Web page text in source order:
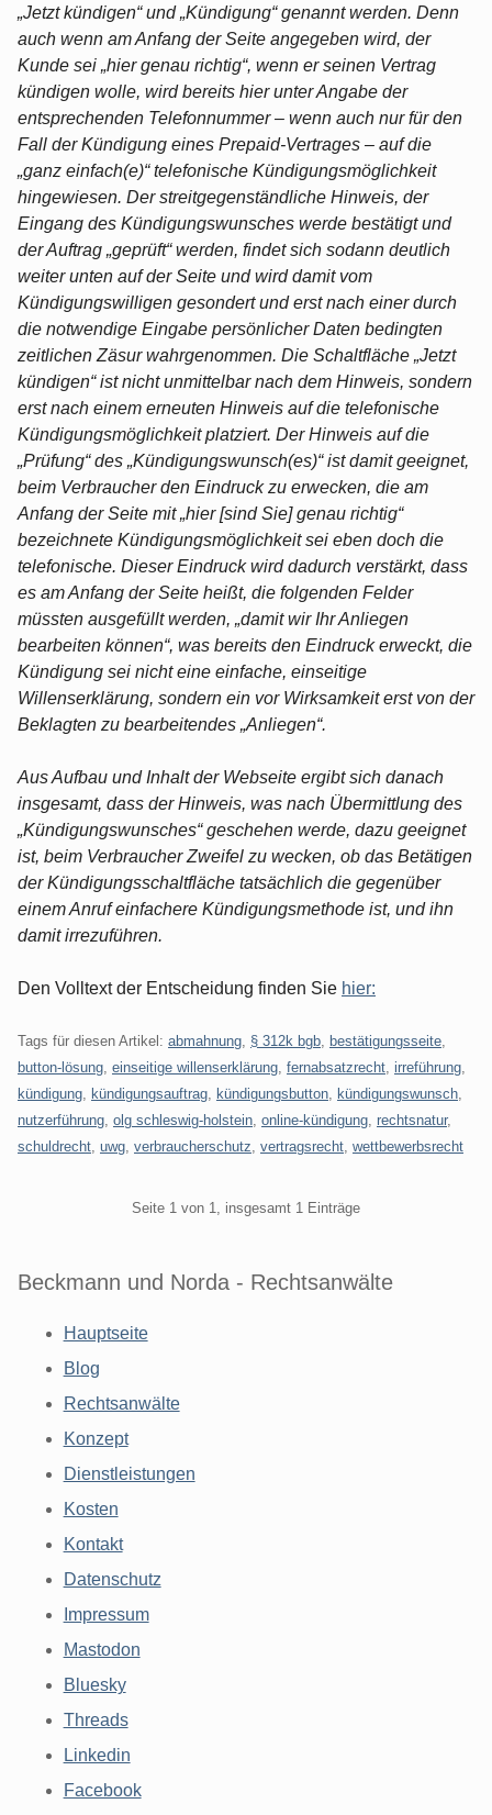
„Jetzt kündigen“ und „Kündigung“ genannt werden. Denn
auch wenn am Anfang der Seite angegeben wird, der
Kunde sei „hier genau richtig“, wenn er seinen Vertrag
kündigen wolle, wird bereits hier unter Angabe der
entsprechenden Telefonnummer – wenn auch nur für den
Fall der Kündigung eines Prepaid-Vertrages – auf die
„ganz einfach(e)“ telefonische Kündigungsmöglichkeit
hingewiesen. Der streitgegenständliche Hinweis, der
Eingang des Kündigungswunsches werde bestätigt und
der Auftrag „geprüft“ werden, findet sich sodann deutlich
weiter unten auf der Seite und wird damit vom
Kündigungswilligen gesondert und erst nach einer durch
die notwendige Eingabe persönlicher Daten bedingten
zeitlichen Zäsur wahrgenommen. Die Schaltfläche „Jetzt
kündigen“ ist nicht unmittelbar nach dem Hinweis, sondern
erst nach einem erneuten Hinweis auf die telefonische
Kündigungsmöglichkeit platziert. Der Hinweis auf die
„Prüfung“ des „Kündigungswunsch(es)“ ist damit geeignet,
beim Verbraucher den Eindruck zu erwecken, die am
Anfang der Seite mit „hier [sind Sie] genau richtig“
bezeichnete Kündigungsmöglichkeit sei eben doch die
telefonische. Dieser Eindruck wird dadurch verstärkt, dass
es am Anfang der Seite heißt, die folgenden Felder
müssten ausgefüllt werden, „damit wir Ihr Anliegen
bearbeiten können“, was bereits den Eindruck erweckt, die
Kündigung sei nicht eine einfache, einseitige
Willenserklärung, sondern ein vor Wirksamkeit erst von der
Beklagten zu bearbeitendes „Anliegen“.
Aus Aufbau und Inhalt der Webseite ergibt sich danach
insgesamt, dass der Hinweis, was nach Übermittlung des
„Kündigungswunsches“ geschehen werde, dazu geeignet
ist, beim Verbraucher Zweifel zu wecken, ob das Betätigen
der Kündigungsschaltfläche tatsächlich die gegenüber
einem Anruf einfachere Kündigungsmethode ist, und ihn
damit irrezuführen.
Den Volltext der Entscheidung finden Sie hier:
Tags für diesen Artikel: abmahnung § 312k bgb bestätigungsseite
button-lösung einseitige willenserklärung fernabsatzrecht irreführung
kündigung
kündigungsauftrag kündigungsbutton kündigungswunsch
nutzerführung olg schleswig-holstein online-kündigung rechtsnatur,
schuldrecht uwg verbraucherschutz vertragsrecht wettbewerbsrecht
Seite 1 von 1, insgesamt 1 Einträge
Beckmann und Norda - Rechtsanwälte
Hauptseite
Blog
Rechtsanwälte
Konzept
Dienstleistungen
Kosten
Kontakt
Datenschutz
Impressum
Mastodon
Bluesky
Threads
Linkedin
Facebook